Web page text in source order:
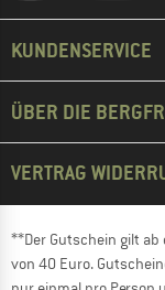
KUNDENSERVICE
ÜBER DIE
VERTRAG
**Der Gutschein gilt
von 40 Euro.